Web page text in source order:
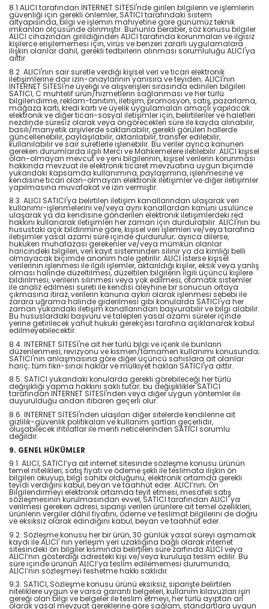
8.1.ALICI tarafından İNTERNET SİTESİ'nde girilen bilgilerin ve işlemlerin
güvenliği için gerekli önlemler, SATICI tarafındaki sistem
altyapısında, bilgi ve işlemin mahiyetine göre günümüz teknik
imkanları ölçüsünde alınmıştır. Bununla beraber, söz konusu bilgiler
ALICI cihazından girildiğinden ALICI tarafında korunmaları ve ilgisiz
kişilerce erişilememesi için, virüs ve benzeri zararlı uygulamalara
ilişkin olanlar dahil, gerekli tedbirlerin alınması sorumluluğu ALICI'ya
aittir.
8.2. ALICI'nın sair suretle verdiği kişisel veri ve ticari elektronik
iletişimlerine dair izin-onaylarının yanısıra ve teyiden; ALICI'nın
İNTERNET SİTESİ'ne üyeliği ve alışverişleri sırasında edinilen bilgileri
SATICI, C muhtelif ürün/hizmetlerin sağlanması ve her türlü
bilgilendirme, reklam-tanıtım, iletişim, promosyon, satış, pazarlama,
mağaza kartı, kredi kartı ve üyelik uygulamaları amaçlı yapılacak
elektronik ve diğer ticari-sosyal iletişimler için, belirtilenler ve halefleri
nezdinde süresiz olarak veya öngörecekleri süre ile kayda alınabilir,
basılı/manyetik arşivlerde saklanabilir, gerekli görülen hallerde
güncellenebilir, paylaşılabilir, aktarılabilir, transfer edilebilir,
kullanılabilir ve sair suretlerle işlenebilir. Bu veriler ayrıca kanunen
gereken durumlarda ilgili Merci ve Mahkemelere iletilebilir. ALICI kişisel
olan-olmayan mevcut ve yeni bilgilerinin, kişisel verilerin korunması
hakkında mevzuat ile elektronik ticaret mevzuatına uygun biçimde
yukarıdaki kapsamda kullanımına, paylaşımına, işlenmesine ve
kendisine ticari olan-olmayan elektronik iletişimler ve diğer iletişimler
yapılmasına muvafakat ve izin vermiştir.
8.3. ALICI SATICI'ya belirtilen iletişim kanallarından ulaşarak veri
kullanımı-işlenmelerini ve/veya aynı kanallardan kanuni usulünce
ulaşarak ya da kendisine gönderilen elektronik iletişimlerdeki red
hakkını kullanarak iletişimleri her zaman için durdurabilir. ALICI'nın bu
husustaki açık bildirimine göre, kişisel veri işlemleri ve/veya tarafına
iletişimler yasal azami süre içinde durdurulur; ayrıca dilerse,
hukuken muhafazası gerekenler ve/veya mümkün olanlar
haricindeki bilgileri, veri kayıt sisteminden silinir ya da kimliği belli
olmayacak biçimde anonim hale getirilir. ALICI isterse kişisel
verilerinin işlenmesi ile ilgili işlemler, aktarıldığı kişiler, eksik veya yanlış
olması halinde düzeltilmesi, düzeltilen bilgilerin ilgili üçüncü kişilere
bildirilmesi, verilerin silinmesi veya yok edilmesi, otomatik sistemler
ile analiz edilmesi sureti ile kendisi aleyhine bir sonucun ortaya
çıkmasına itiraz, verilerin kanuna aykırı olarak işlenmesi sebebi ile
zarara uğrama halinde giderilmesi gibi konularda SATICI'ya her
zaman yukarıdaki iletişim kanallarından başvurabilir ve bilgi alabilir.
Bu hususlardaki başvuru ve talepleri yasal azami süreler içinde
yerine getirilecek yahut hukuki gerekçesi tarafına açıklanarak kabul
edilmeyebilecektir.
8.4. INTERNET SİTESİ'ne ait her türlü bilgi ve içerik ile bunların
düzenlenmesi, revizyonu ve kısmen/tamamen kullanımı konusunda;
SATICI'nın anlaşmasına göre diğer üçüncü sahıslara ait olanlar
hariç; tüm fikri-sınai haklar ve mülkiyet hakları SATICI'ya aittir.
8.5. SATICI yukarıdaki konularda gerekli görebileceği her türlü
değişikliği yapma hakkını saklı tutar; bu değişiklikler SATICI
tarafından INTERNET SİTESİ'nden veya diğer uygun yöntemler ile
duyurulduğu andan itibaren geçerli olur.
8.6. INTERNET SİTESİ'nden ulaşılan diğer sitelerde kendilerine ait
gizlilik-güvenlik politikaları ve kullanım şartları geçerlidir,
oluşabilecek ihtilaflar ile menfi neticelerinden SATICI sorumlu
değildir.
9. GENEL HÜKÜMLER
9.1. ALICI, SATICI’ya ait internet sitesinde sözleşme konusu ürünün
temel nitelikleri, satış fiyatı ve ödeme şekli ile teslimata ilişkin ön
bilgileri okuyup, bilgi sahibi olduğunu, elektronik ortamda gerekli
teyidi verdiğini kabul, beyan ve taahhüt eder. ALICI’nın; Ön
Bilgilendirmeyi elektronik ortamda teyit etmesi, mesafeli satış
sözleşmesinin kurulmasından evvel, SATICI tarafından ALICI' ya
verilmesi gereken adresi, siparişi verilen ürünlere ait temel özellikleri,
ürünlerin vergiler dâhil fiyatını, ödeme ve teslimat bilgilerini de doğru
ve eksiksiz olarak edindiğini kabul, beyan ve taahhüt eder.
9.2. Sözleşme konusu her bir ürün, 30 günlük yasal süreyi aşmamak
kaydı ile ALICI' nın yerleşim yeri uzaklığına bağlı olarak internet
sitesindeki ön bilgiler kısmında belirtilen süre zarfında ALICI veya
ALICI’nın gösterdiği adresteki kişi ve/veya kuruluşa teslim edilir. Bu
süre içinde ürünün ALICI’ya teslim edilememesi durumunda,
ALICI’nın sözleşmeyi feshetme hakkı saklıdır.
9.3. SATICI, Sözleşme konusu ürünü eksiksiz, siparişte belirtilen
niteliklere uygun ve varsa garanti belgeleri, kullanım kılavuzları işin
gereği olan bilgi ve belgeler ile teslim etmeyi, her türlü ayıptan arî
olarak yasal mevzuat gereklerine göre sağlam, standartlara uygun